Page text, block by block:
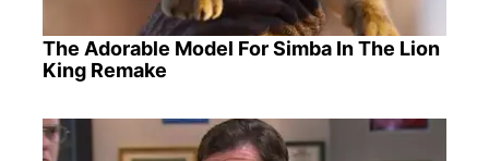
The Adorable Model For Simba In The Lion
King Remake